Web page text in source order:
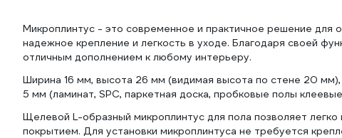
Микроплинтус - это современное и практичное решение для
надежное крепление и легкость в уходе. Благодаря своей
отличным дополнением к любому интерьеру.
Ширина 16 мм, высота 26 мм (видимая высота по стене 20
5 мм (ламинат, SPC, паркетная доска, пробковые полы
Щелевой L-образный микроплинтус для пола позволяет
покрытием. Для установки микроплинтуса не требуется